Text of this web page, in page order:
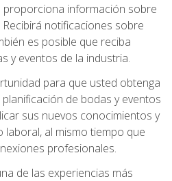
proporciona información sobre
notificaciones sobre
es posible que reciba
y eventos de la industria.
para que usted obtenga
de bodas y eventos
sus nuevos conocimientos y
al mismo tiempo que
profesionales.
de las experiencias más